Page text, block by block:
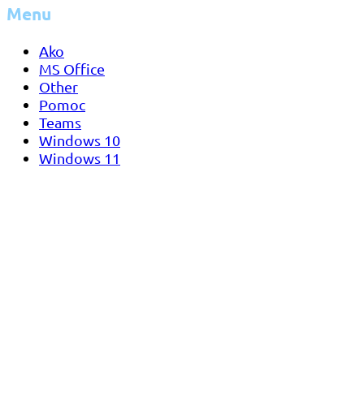
Menu
Ako
MS Office
Other
Pomoc
Teams
Windows 10
Windows 11